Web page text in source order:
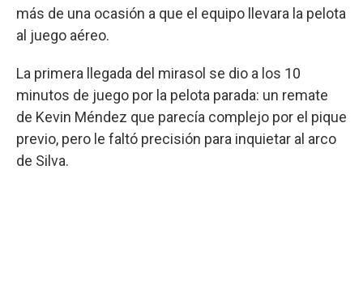
más de una ocasión a que el equipo llevara la pelota
al juego aéreo.
La primera llegada del mirasol se dio a los 10
minutos de juego por la pelota parada: un remate
de Kevin Méndez que parecía complejo por el pique
previo, pero le faltó precisión para inquietar al arco
de Silva.